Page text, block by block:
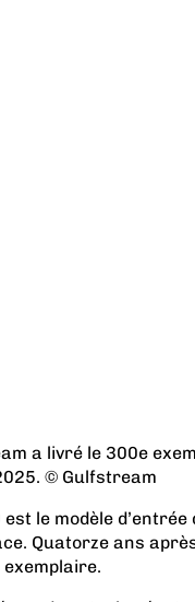
a livré le 300e
© Gulfstream
est le modèle
Quatorze ans
exemplaire.